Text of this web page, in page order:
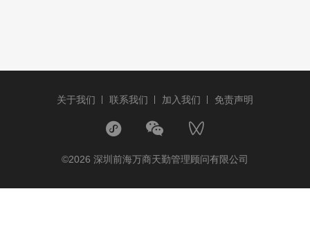
关于我们 联系我们 加入我们 免责声明
©2026 深圳前海万商天勤管理顾问有限公司